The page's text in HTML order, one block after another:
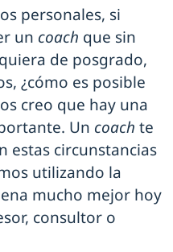
personales, si
un coach que sin
de posgrado,
¿cómo es posible
creo que hay una
Un coach te
estas circunstancias
utilizando la
mucho mejor hoy
consultor o